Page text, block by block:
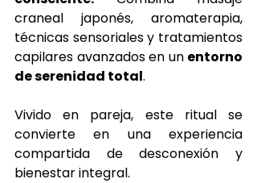
craneal japonés, aromaterapia,
técnicas sensoriales y tratamientos
capilares avanzados en un entorno
de serenidad total.
Vivido en pareja, este ritual se
convierte en una experiencia
compartida de desconexión y
bienestar integral.